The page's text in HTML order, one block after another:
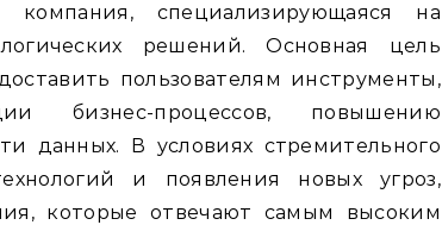
специализирующаяся на
решений. Основная цель
пользователям инструменты,
бизнес-процессов, повышению
данных. В условиях стремительного
и появления новых угроз,
которые отвечают самым высоким